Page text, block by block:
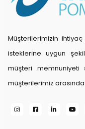
Müşterilerimizin
isteklerine uygun
müşteri memnuniyeti
müşterilerimiz